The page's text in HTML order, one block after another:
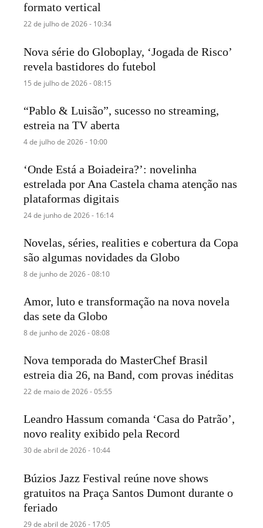
formato vertical
22 de julho de 2026 - 10:34
Nova série do Globoplay, ‘Jogada de Risco’
revela bastidores do futebol
15 de julho de 2026 - 08:15
“Pablo & Luisão”, sucesso no streaming,
estreia na TV aberta
4 de julho de 2026 - 10:00
‘Onde Está a Boiadeira?’: novelinha
estrelada por Ana Castela chama atenção nas
plataformas digitais
24 de junho de 2026 - 16:14
Novelas, séries, realities e cobertura da Copa
são algumas novidades da Globo
8 de junho de 2026 - 08:10
Amor, luto e transformação na nova novela
das sete da Globo
8 de junho de 2026 - 08:08
Nova temporada do MasterChef Brasil
estreia dia 26, na Band, com provas inéditas
22 de maio de 2026 - 05:55
Leandro Hassum comanda ‘Casa do Patrão’,
novo reality exibido pela Record
30 de abril de 2026 - 10:44
Búzios Jazz Festival reúne nove shows
gratuitos na Praça Santos Dumont durante o
feriado
29 de abril de 2026 - 17:05